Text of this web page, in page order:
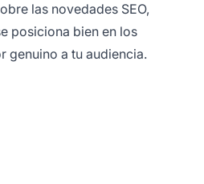
las novedades SEO,
posiciona bien en los
genuino a tu audiencia.